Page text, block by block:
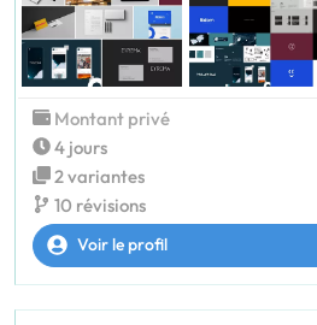
Montant privé
4 jours
2 variantes
10 révisions
Voir le profil